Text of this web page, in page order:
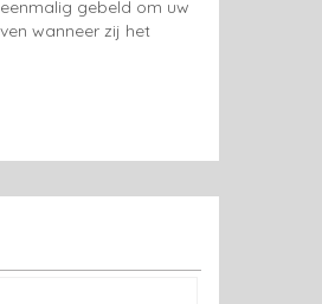
gebeld om uw
wanneer zij het